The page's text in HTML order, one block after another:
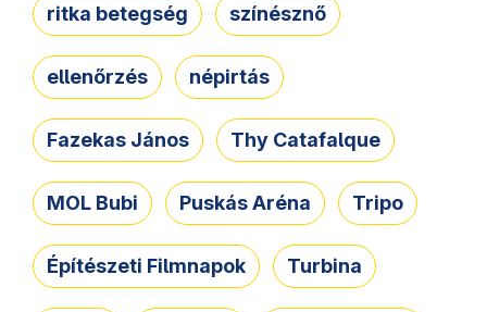
ritka betegség színésznő
ellenőrzés népirtás
Fazekas János Thy Catafalque
MOL Bubi Puskás Aréna Tripo
Építészeti Filmnapok Turbina